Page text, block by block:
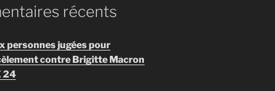
récents
personnes jugées pour
contre Brigitte Macron
24